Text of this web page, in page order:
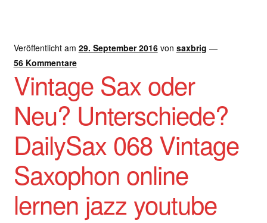
Veröffentlicht am 29. September 2016 von saxbrig —
56 Kommentare
Vintage Sax oder
Neu? Unterschiede?
DailySax 068 Vintage
Saxophon online
lernen jazz youtube